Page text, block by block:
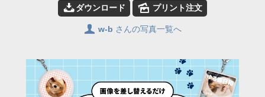
📥ダウンロード 🌄 プリント注文
👤 w-b さんの写真一覧へ